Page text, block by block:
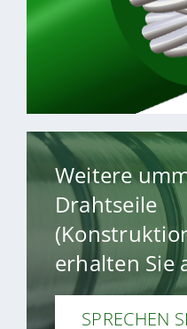
>
>
Weitere
Drahtseile
erhalten Sie
SPRECHEN